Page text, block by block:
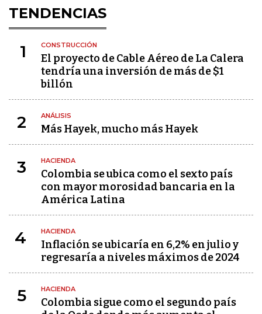
TENDENCIAS
1 CONSTRUCCIÓN
El proyecto de Cable Aéreo de La Calera
tendría una inversión de más de $1
billón
2 ANÁLISIS
Más Hayek, mucho más Hayek
3 HACIENDA
Colombia se ubica como el sexto país
con mayor morosidad bancaria en la
América Latina
4 HACIENDA
Inflación se ubicaría en 6,2% en julio y
regresaría a niveles máximos de 2024
5 HACIENDA
Colombia sigue como el segundo país